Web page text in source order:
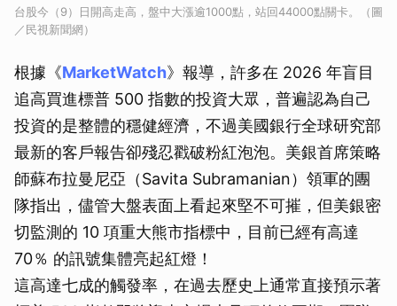
台股今（9）日開高走高，盤中大漲逾1000點，站回44000點關卡。（圖
／民視新聞網）
根據《MarketWatch》報導，許多在 2026 年盲目
追高買進標普 500 指數的投資大眾，普遍認為自己
投資的是整體的穩健經濟，不過美國銀行全球研究部
最新的客戶報告卻殘忍戳破粉紅泡泡。美銀首席策略
師蘇布拉曼尼亞（Savita Subramanian）領軍的團
隊指出，儘管大盤表面上看起來堅不可摧，但美銀密
切監測的 10 項重大熊市指標中，目前已經有高達
70％ 的訊號集體亮起紅燈！
這高達七成的觸發率，在過去歷史上通常直接預示著